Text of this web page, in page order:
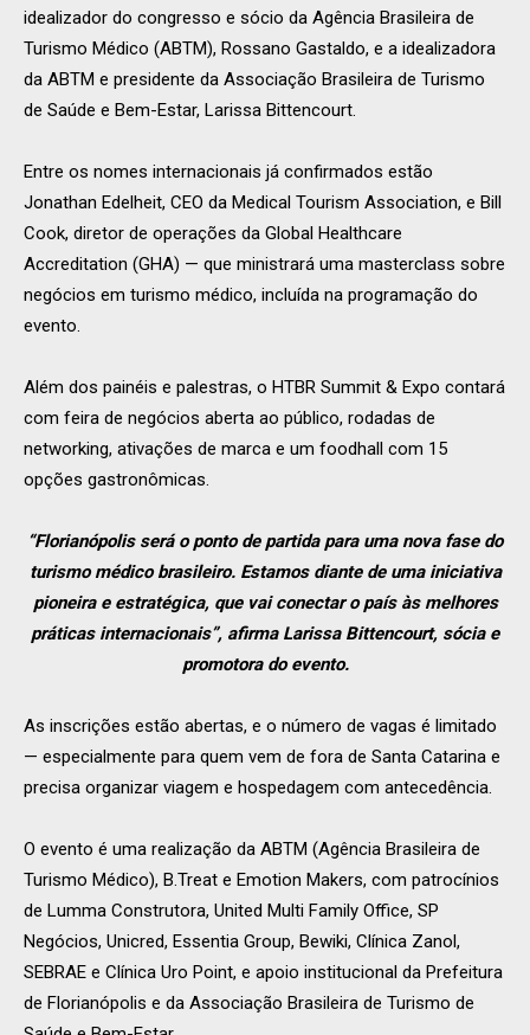
idealizador do congresso e sócio da Agência Brasileira de
Turismo Médico (ABTM), Rossano Gastaldo, e a idealizadora
da ABTM e presidente da Associação Brasileira de Turismo
de Saúde e Bem-Estar, Larissa Bittencourt.
Entre os nomes internacionais já confirmados estão
Jonathan Edelheit, CEO da Medical Tourism Association, e Bill
Cook, diretor de operações da Global Healthcare
Accreditation (GHA) — que ministrará uma masterclass sobre
negócios em turismo médico, incluída na programação do
evento.
Além dos painéis e palestras, o HTBR Summit & Expo contará
com feira de negócios aberta ao público, rodadas de
networking, ativações de marca e um foodhall com 15
opções gastronômicas.
“Florianópolis será o ponto de partida para uma nova fase do
turismo médico brasileiro. Estamos diante de uma iniciativa
pioneira e estratégica, que vai conectar o país às melhores
práticas internacionais”, afirma Larissa Bittencourt, sócia e
promotora do evento.
As inscrições estão abertas, e o número de vagas é limitado
— especialmente para quem vem de fora de Santa Catarina e
precisa organizar viagem e hospedagem com antecedência.
O evento é uma realização da ABTM (Agência Brasileira de
Turismo Médico), B.Treat e Emotion Makers, com patrocínios
de Lumma Construtora, United Multi Family Office, SP
Negócios, Unicred, Essentia Group, Bewiki, Clínica Zanol,
SEBRAE e Clínica Uro Point, e apoio institucional da Prefeitura
de Florianópolis e da Associação Brasileira de Turismo de